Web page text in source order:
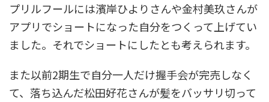
プリルフールには濱岸ひよりさんや金村美玖さんが
アプリでショートになった自分をつくって上げてい
ました。それでショートにしたとも考えられます。
また以前2期生で自分一人だけ握手会が完売しなく
て、落ち込んだ松田好花さんが髪をバッサリ切って